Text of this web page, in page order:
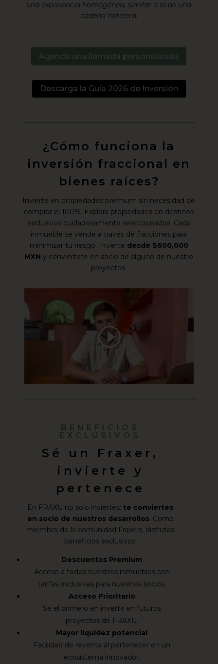
una experiencia homogénea, similar a la de una
cadena hotelera.
Agenda una llamada personalizada
Descarga la Guía 2026 de Inversión
¿Cómo funciona la
inversión fraccional en
bienes raíces?
Invierte en propiedades premium sin necesidad de
comprar el 100%. Explora propiedades en destinos
exclusivos cuidadosamente seleccionados. Cada
inmueble se vende a través de fracciones para
minimizar tu riesgo. Invierte desde $600,000
MXN y conviértete en socio de alguno de nuestro
proyectos.
BENEFICIOS
EXCLUSIVOS
Sé un Fraxer,
invierte y
pertenece
En FRAXU no solo inviertes: te conviertes
en socio de nuestros desarrollos. Como
miembro de la comunidad Fraxers, disfrutas
beneficios exclusivos:
Descuentos Premium
Acceso a todos nuestros inmuebles con
tarifas exclusivas para nuestros socios.
Acceso Prioritario
Se el primero en invertir en futuros
proyectos de FRAXU.
Mayor liquidez potencial
Facilidad de reventa al pertenecer en un
ecosistema innovador.